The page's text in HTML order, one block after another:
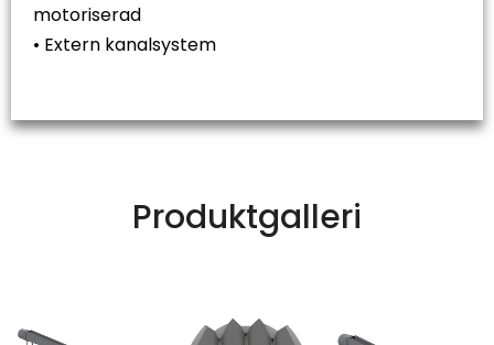
motoriserad
• Extern kanalsystem
Produktgalleri